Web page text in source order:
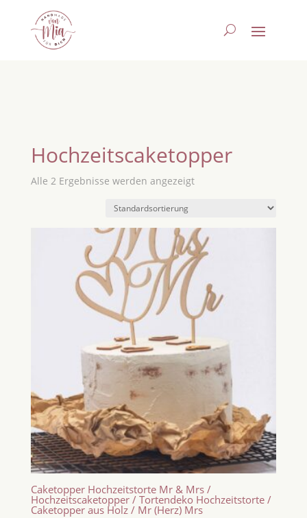
Hochzeitscaketopper
Alle 2 Ergebnisse werden angezeigt
Caketopper Hochzeitstorte Mr & Mrs /
Hochzeitscaketopper / Tortendeko Hochzeitstorte /
Caketopper aus Holz / Mr (Herz) Mrs